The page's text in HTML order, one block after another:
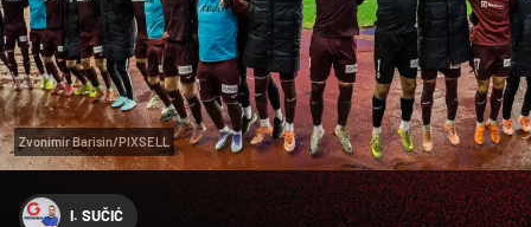
Zvonimir Barisin/PIXSELL
I. SUČIĆ